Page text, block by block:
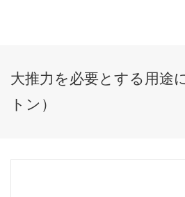
大推力を必要とする用途
トン）